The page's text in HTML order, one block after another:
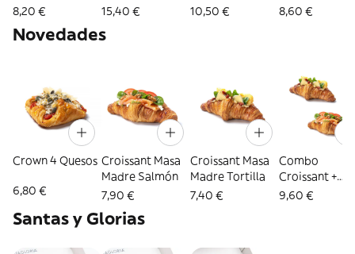
8,20 €
15,40 €
10,50 €
Mayonesa
8,60 €
Novedades
Crown 4 Quesos
6,80 €
Croissant Masa
Madre Salmón
7,90 €
Croissant Masa
Madre Tortilla
7,40 €
Combo
Croissant +
bebida
9,60 €
Santas y Glorias